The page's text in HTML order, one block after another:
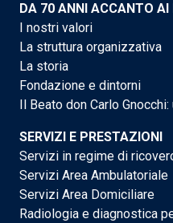
DA 70 ANNI ACCANTO AI
I nostri valori
La struttura organizzativa
La storia
Fondazione e dintorni
Il Beato don Carlo
SERVIZI E PRESTAZIONI
Servizi in regime di
Servizi Area Ambulatoriale
Servizi Area Domiciliare
Radiologia e diagnostica